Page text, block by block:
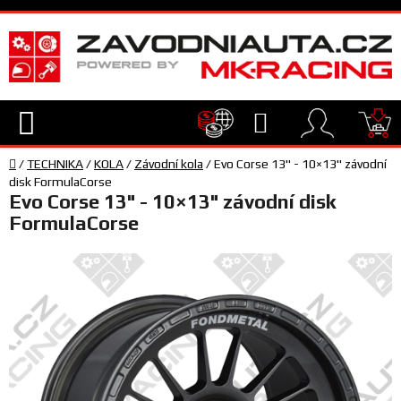
Přejít
na
obsah
Hledat
TECHNIKA
VYBAVENÍ
TÝM
A
SERVIS
Domů
/TECHNIKA/KOLA/ Závodní kola /Evo Corse 13" - 10×13" závodní
disk FormulaCorse
Evo Corse 13" - 10×13" závodní disk
FormulaCorse